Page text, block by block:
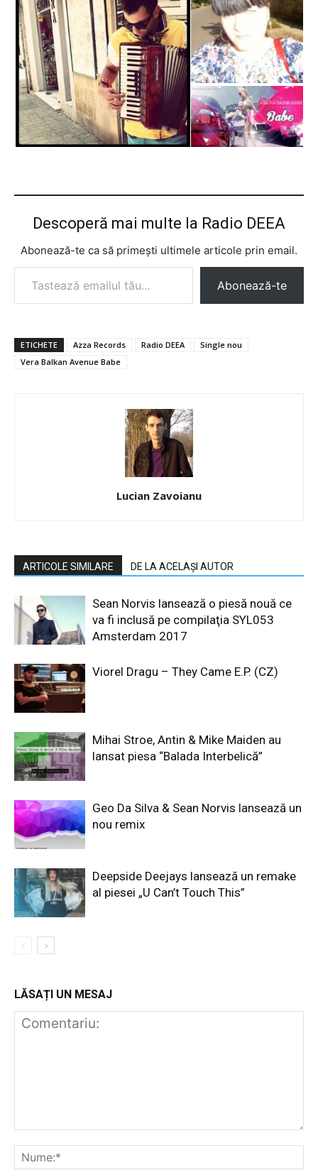
Descoperă mai multe la Radio DEEA
Abonează-te ca să primești ultimele articole prin email.
Tastează emailul tău...
Abonează-te
ETICHETE Azza Records Radio DEEA
Single nou
Vera Balkan Avenue Babe
Lucian Zavoianu
ARTICOLE SIMILARE DE LA ACELAȘI AUTOR
Sean Norvis lansează o piesă nouă ce
va fi inclusă pe compilaţia SYL053
Amsterdam 2017
Viorel Dragu – They Came E.P. (CZ)
Mihai Stroe, Antin & Mike Maiden au
lansat piesa “Balada Interbelică”
Geo Da Silva & Sean Norvis lansează un
nou remix
Deepside Deejays lansează un remake
al piesei „U Can’t Touch This”
LĂSAȚI UN MESAJ